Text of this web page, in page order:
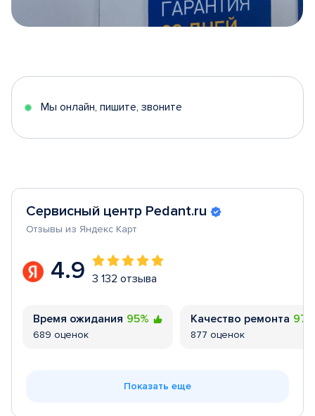
5
Мы онлайн, пишите, звоните
Сервисный центр Pedant.ru
Отзывы из Яндекс Карт
4.9 3 132 отзыва
Время ожидания 95%
689 оценок
Качество ремонта
877 оценок
Показать еще